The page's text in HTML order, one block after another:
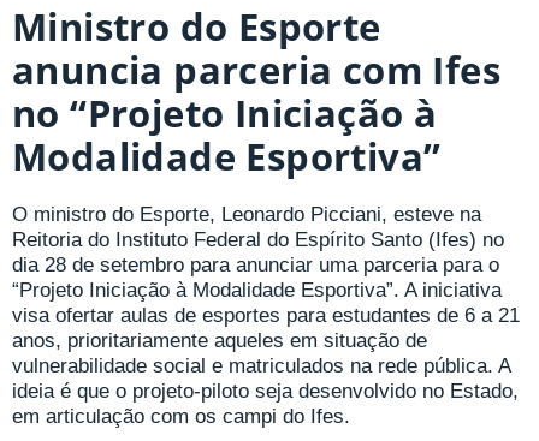
Ministro do Esporte
anuncia parceria com Ifes
no “Projeto Iniciação à
Modalidade Esportiva”
O ministro do Esporte, Leonardo Picciani, esteve na
Reitoria do Instituto Federal do Espírito Santo (Ifes) no
dia 28 de setembro para anunciar uma parceria para o
“Projeto Iniciação à Modalidade Esportiva”. A iniciativa
visa ofertar aulas de esportes para estudantes de 6 a 21
anos, prioritariamente aqueles em situação de
vulnerabilidade social e matriculados na rede pública. A
ideia é que o projeto-piloto seja desenvolvido no Estado,
em articulação com os campi do Ifes.